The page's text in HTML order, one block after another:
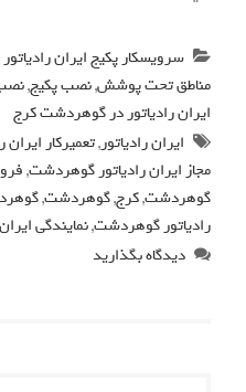
سرویسکار پکیج ایران
مناطق تحت پوشش,نصب پکیج,
ایران رادیاتور در گوهردشت کرج
ایران رادیاتور,تعمیرکار
مجاز ایران رادیاتور گوهردشت,
گوهردشت,کرج,گوهردشت,
رادیاتور گوهردشت,نمایندگی
دیدگاه بگذارید